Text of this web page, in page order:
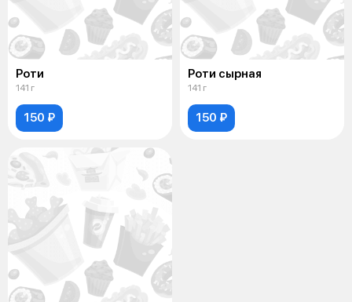
Роти
141 г
150 ₽
Роти сырная
141 г
150 ₽